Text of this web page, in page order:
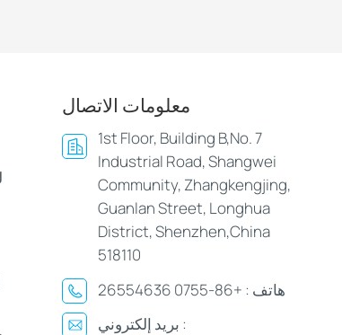
معلومات الاتصال
1st Floor, Building B,No. 7
Industrial Road, Shangwei
Community, Zhangkengjing,
Guanlan Street, Longhua
District, Shenzhen,China
518110
هاتف : +86-0755 26554636
بريد إلكتروني :